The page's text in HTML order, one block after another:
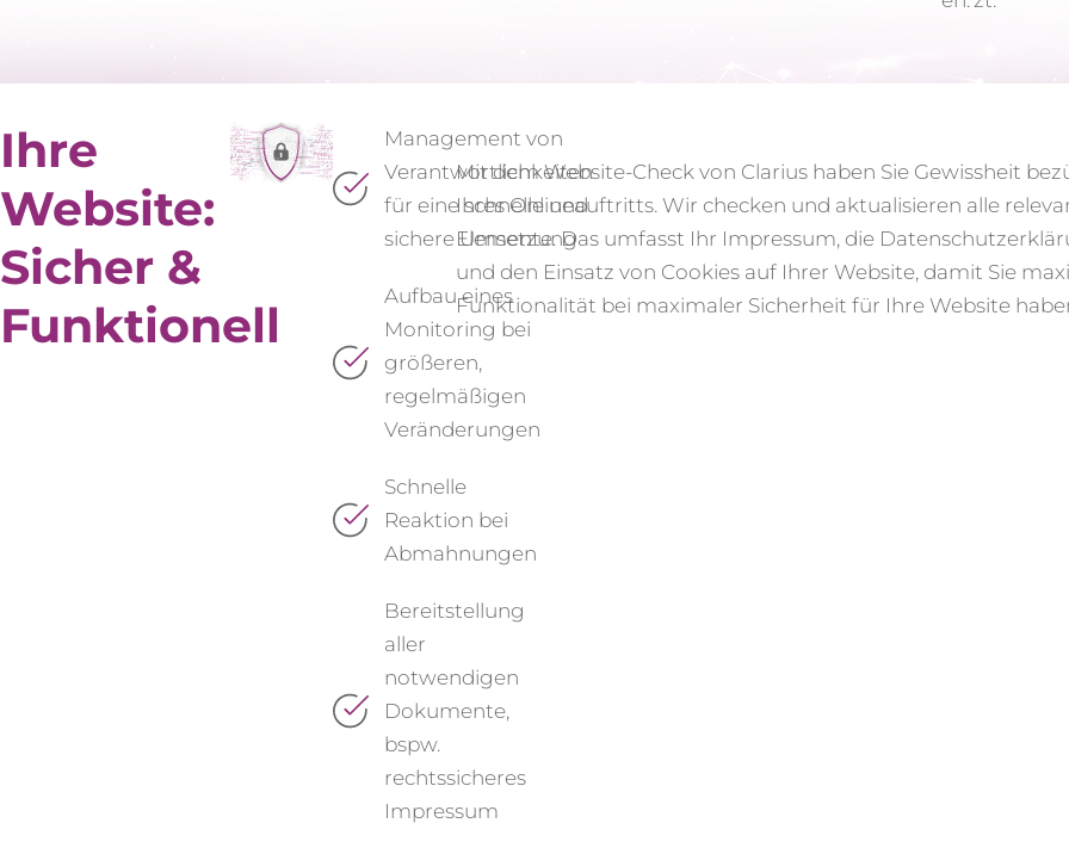
Ihre
Website:
Sicher &
Funktionell
Management von
Verantwortlichkeiten
für eine schnelle und
sichere Umsetzung
Aufbau eines
Monitoring bei
größeren,
regelmäßigen
Veränderungen
Schnelle
Reaktion bei
Abmahnungen
Bereitstellung
aller
notwendigen
Dokumente,
bspw.
rechtssicheres
Impressum
Mit dem Website-Check von Clarius haben Sie Gewissheit
Ihres Onlineauftritts. Wir checken und aktualisieren alle
Elemente. Das umfasst Ihr Impressum, die
und den Einsatz von Cookies auf Ihrer Website, damit Sie
Funktionalität bei maximaler Sicherheit für Ihre Website